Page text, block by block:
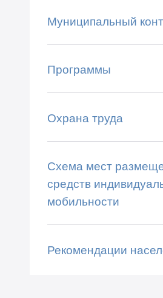
Муниципальный
Программы
Охрана труда
Схема мест
средств
мобильности
Рекомендации